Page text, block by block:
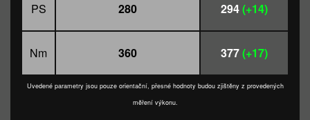
PS 280 294(+14)
Nm 360 377(+17)
Uvedené parametry jsou pouze orientační, přesné hodnoty budou zjištěny z provedených
měření výkonu.